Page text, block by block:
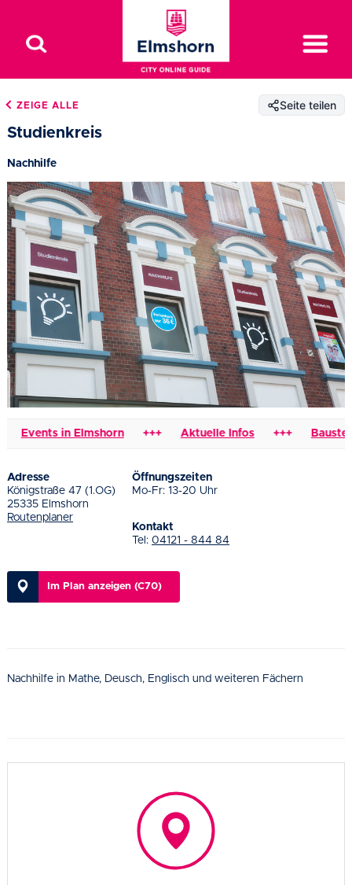
ZEIGE ALLE Seite teilen
Studienkreis
Nachhilfe
Events in Elmshorn +++ Aktuelle Infos +++ Baustellen
Adresse
Königstraße 47 (1.OG)
25335 Elmshorn
Routenplaner
Öffnungszeiten
Mo-Fr: 13-20 Uhr
Kontakt
Tel: 04121 - 844 84
Im Plan anzeigen (C70)
Nachhilfe in Mathe, Deusch, Englisch und weiteren Fächern